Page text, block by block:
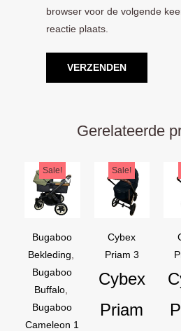
browser voor de volgende
reactie plaats.
Gerelateerde
Sale!
Bugaboo
Bekleding
Bugaboo
Buffalo,
Bugaboo
Cameleon 1
Oorspronkelijke
prijs
prijs
Sale!
Cybex
Priam 3
Cybex
Priam
prijs
Huidige
prijs